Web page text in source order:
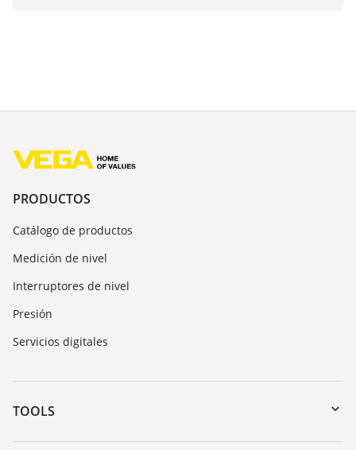
PRODUCTOS
Catálogo de productos
Medición de nivel
Interruptores de nivel
Presión
Servicios digitales
TOOLS
Zona de descarga